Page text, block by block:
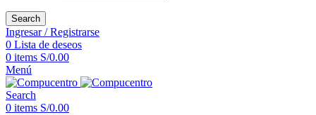
Search
Ingresar / Registrarse
0 Lista de deseos
0 items S/0.00
Menú
Search
0 items S/0.00